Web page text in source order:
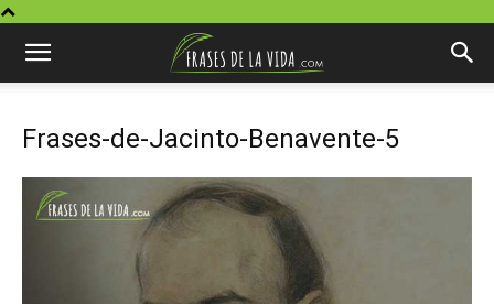
Frases-de-Jacinto-Benavente-5